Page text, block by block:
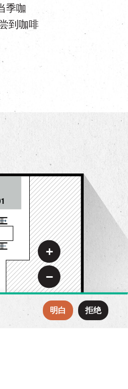
拒绝
明白
季咖
到咖啡
+
−